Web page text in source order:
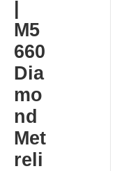
M5
660
Dia
mo
nd
Met
reli